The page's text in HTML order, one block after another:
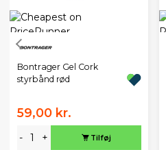
Bontrager Gel Cork
styrbånd rød
59,00 kr.
- + Tilføj